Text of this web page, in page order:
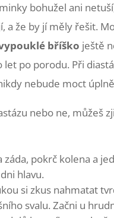
bohužel ani
a že by jí měly řešit.
bříško ještě
let po porodu. Při
nebude moct
nebo ne, můžeš
záda, pokrč kolena a
hlavu.
si zkus nahmatat
svalu. Začni u